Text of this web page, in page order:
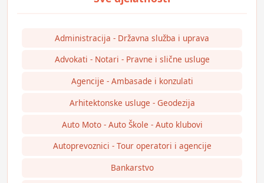
Administracija - Državna služba i uprava
Advokati - Notari - Pravne i slične usluge
Agencije - Ambasade i konzulati
Arhitektonske usluge - Geodezija
Auto Moto - Auto Škole - Auto klubovi
Autoprevoznici - Tour operatori i agencije
Bankarstvo